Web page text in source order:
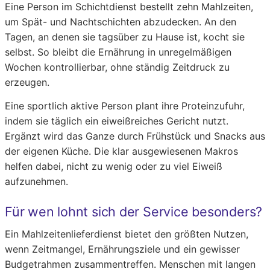
Eine Person im Schichtdienst bestellt zehn Mahlzeiten,
um Spät- und Nachtschichten abzudecken. An den
Tagen, an denen sie tagsüber zu Hause ist, kocht sie
selbst. So bleibt die Ernährung in unregelmäßigen
Wochen kontrollierbar, ohne ständig Zeitdruck zu
erzeugen.
Eine sportlich aktive Person plant ihre Proteinzufuhr,
indem sie täglich ein eiweißreiches Gericht nutzt.
Ergänzt wird das Ganze durch Frühstück und Snacks aus
der eigenen Küche. Die klar ausgewiesenen Makros
helfen dabei, nicht zu wenig oder zu viel Eiweiß
aufzunehmen.
Für wen lohnt sich der Service besonders?
Ein Mahlzeitenlieferdienst bietet den größten Nutzen,
wenn Zeitmangel, Ernährungsziele und ein gewisser
Budgetrahmen zusammentreffen. Menschen mit langen